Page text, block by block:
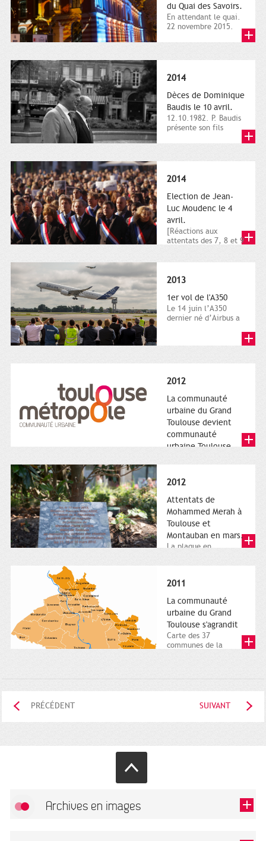
du Quai des Savoirs.
En attendant le quai.
22 novembre 2015.
2014
Dèces de Dominique
Baudis le 10 avril.
12.10.1982. P. Baudis
présente son fils
2014
Election de Jean-
Luc Moudenc le 4
avril.
[Réactions aux
attentats des 7, 8 et 9
2013
1er vol de l'A350
Le 14 juin l’A350
dernier né d’Airbus a
2012
La communauté
urbaine du Grand
Toulouse devient
communauté
urbaine Toulouse
Métropole,
représentant l'anneau
de Moëbius.
2012
Attentats de
Mohammed Merah à
Toulouse et
Montauban en mars.
La plaque en
Charles-de-Gaulle.
2011
La communauté
urbaine du Grand
Toulouse s'agrandit
Carte des 37
communes de la
PRÉCÉDENT SUIVANT
Archives en images